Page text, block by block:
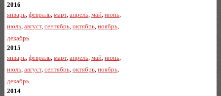
2016
январь, февраль, март, апрель, май, июнь,
июль, август, сентябрь, октябрь, ноябрь,
декабрь
2015
январь, февраль, март, апрель, май, июнь,
июль, август, сентябрь, октябрь, ноябрь,
декабрь
2014